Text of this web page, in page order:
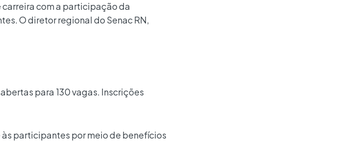
com a participação da
O diretor regional do Senac RN,
para 130 vagas. Inscrições
participantes por meio de benefícios